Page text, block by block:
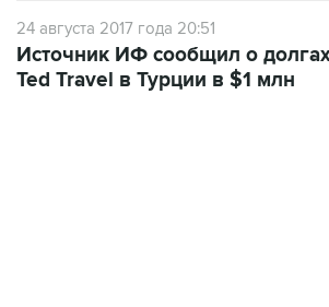
24 августа 2017 года 20:51
Источник ИФ сообщил о
Ted Travel в Турции в $1 млн